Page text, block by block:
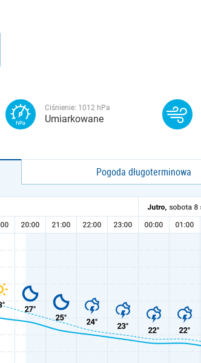
Ciśnienie: 1012 hPa
Umiarkowane
Pogoda długoterminowa